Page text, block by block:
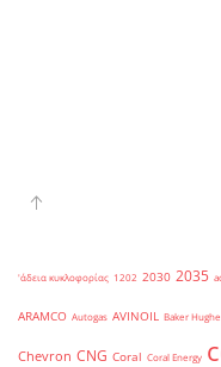
'άδεια κυκλοφορίας 1202 2030 2035
ARAMCO Autogas AVINOIL Baker
Chevron CNG Coral Coral Energy